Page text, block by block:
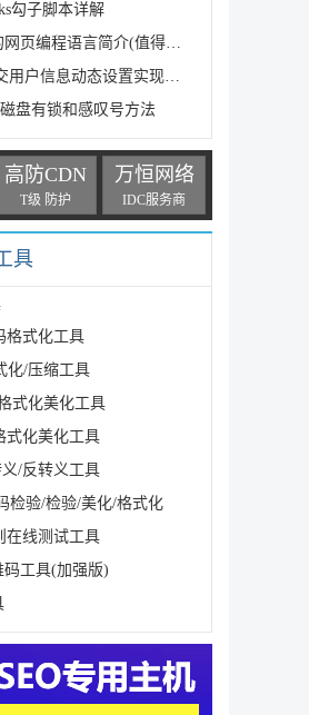
勾子脚本详解
12种最常用的网页编程语言简介(值得收藏)
Git多仓库提交用户信息动态设置实现方式
盘有锁和感叹号方法
高防CDN
T级 防护
万恒网络
IDC服务商
具
格式化工具
化/压缩工具
式化美化工具
式化美化工具
/反转义工具
检验/检验/美化/格式化
在线测试工具
工具(加强版)